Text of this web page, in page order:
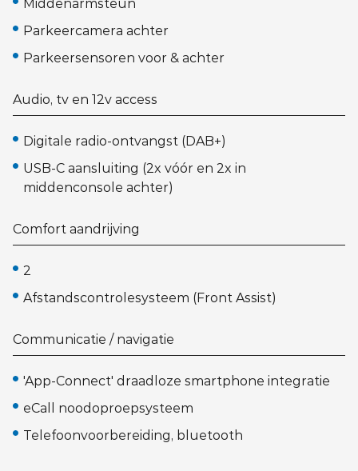
Middenarmsteun
Parkeercamera achter
Parkeersensoren voor & achter
Audio, tv en 12v access
Digitale radio-ontvangst (DAB+)
USB-C aansluiting (2x vóór en 2x in
middenconsole achter)
Comfort aandrijving
2
Afstandscontrolesysteem (Front Assist)
Communicatie / navigatie
'App-Connect' draadloze smartphone integratie
eCall noodoproepsysteem
Telefoonvoorbereiding, bluetooth